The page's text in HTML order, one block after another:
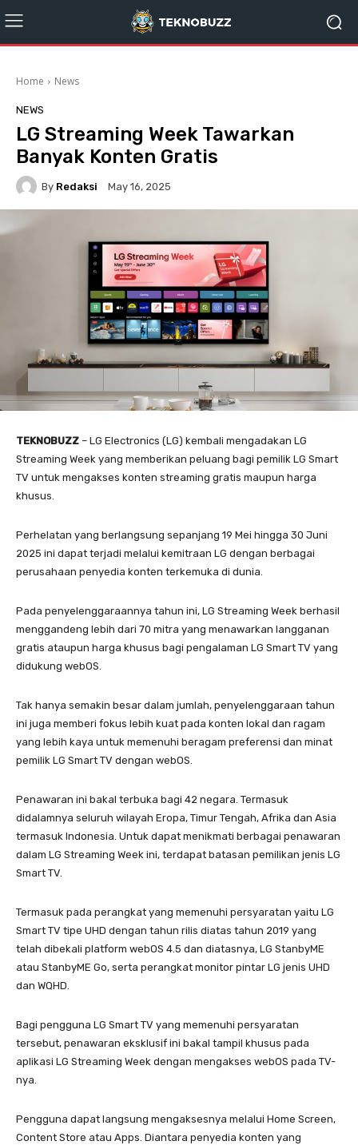
Home News
NEWS
LG Streaming Week Tawarkan
Banyak Konten Gratis
By Redaksi May 16, 2025
TEKNOBUZZ – LG Electronics (LG) kembali mengadakan LG
Streaming Week yang memberikan peluang bagi pemilik LG Smart
TV untuk mengakses konten streaming gratis maupun harga
khusus.
Perhelatan yang berlangsung sepanjang 19 Mei hingga 30 Juni
2025 ini dapat terjadi melalui kemitraan LG dengan berbagai
perusahaan penyedia konten terkemuka di dunia.
Pada penyelenggaraannya tahun ini, LG Streaming Week berhasil
menggandeng lebih dari 70 mitra yang menawarkan langganan
gratis ataupun harga khusus bagi pengalaman LG Smart TV yang
didukung webOS.
Tak hanya semakin besar dalam jumlah, penyelenggaraan tahun
ini juga memberi fokus lebih kuat pada konten lokal dan ragam
yang lebih kaya untuk memenuhi beragam preferensi dan minat
pemilik LG Smart TV dengan webOS.
Penawaran ini bakal terbuka bagi 42 negara. Termasuk
didalamnya seluruh wilayah Eropa, Timur Tengah, Afrika dan Asia
termasuk Indonesia. Untuk dapat menikmati berbagai penawaran
dalam LG Streaming Week ini, terdapat batasan pemilikan jenis LG
Smart TV.
Termasuk pada perangkat yang memenuhi persyaratan yaitu LG
Smart TV tipe UHD dengan tahun rilis diatas tahun 2019 yang
telah dibekali platform webOS 4.5 dan diatasnya, LG StanbyME
atau StanbyME Go, serta perangkat monitor pintar LG jenis UHD
dan WQHD.
Bagi pengguna LG Smart TV yang memenuhi persyaratan
tersebut, penawaran eksklusif ini bakal tampil khusus pada
aplikasi LG Streaming Week dengan mengakses webOS pada TV-
nya.
Pengguna dapat langsung mengaksesnya melalui Home Screen,
Content Store atau Apps. Diantara penyedia konten yang